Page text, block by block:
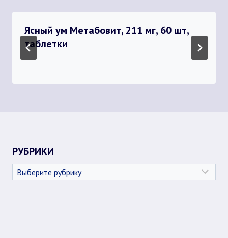
Ясный ум Метабовит, 211 мг, 60 шт,
таблетки
РУБРИКИ
Рубрики